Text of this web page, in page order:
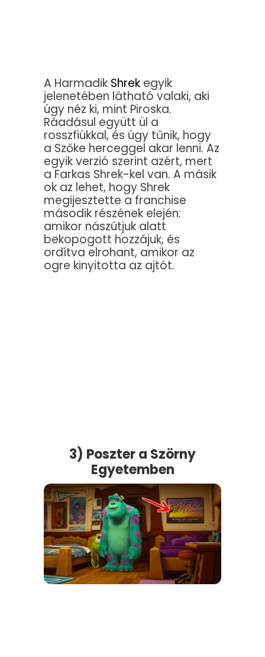
A Harmadik Shrek egyik
jelenetében látható valaki, aki
úgy néz ki, mint Piroska.
Ráadásul együtt ül a
rosszfiúkkal, és úgy tűnik, hogy
a Szőke herceggel akar lenni. Az
egyik verzió szerint azért, mert
a Farkas Shrek-kel van. A másik
ok az lehet, hogy Shrek
megijesztette a franchise
második részének elején:
amikor nászútjuk alatt
bekopogott hozzájuk, és
ordítva elrohant, amikor az
ogre kinyitotta az ajtót.
3) Poszter a Szörny
Egyetemben